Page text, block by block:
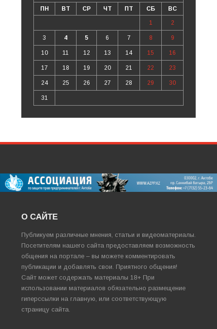
ПН ВТ СР ЧТ ПТ СБ ВС
1 2
3 4 5 6 7 8 9
10 11 12 13 14 15 16
17 18 19 20 21 22 23
24 25 26 27 28 29 30
31
О САЙТЕ
Публикуем различные мнения, статьи и видеоматериалы.
Посетителям нашего сайта предоставляем возможность
общения на портале – вы можете комментировать
публикации и добавлять свои. Приятного общения!
Сайт может содержать материалы 18+ При
использовании материалов обязательно размещение
гиперссылки на главную, или соответствующую
страницу сайта.